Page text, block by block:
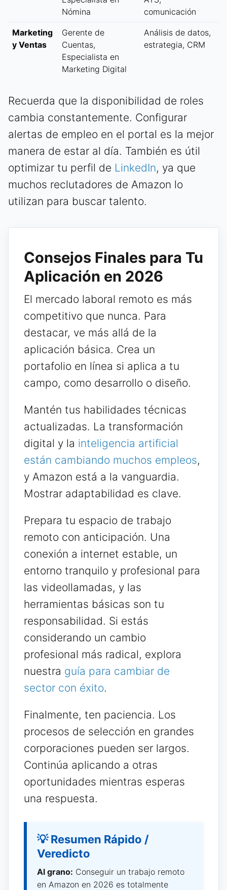
Nómina
comunicación
Marketing
y Ventas
Gerente de
Cuentas,
Especialista en
Marketing Digital
Análisis de datos,
estrategia, CRM
Recuerda que la disponibilidad de roles
cambia constantemente. Configurar
alertas de empleo en el portal es la mejor
manera de estar al día. También es útil
optimizar tu perfil de LinkedIn, ya que
muchos reclutadores de Amazon lo
utilizan para buscar talento.
Consejos Finales para Tu
Aplicación en 2026
El mercado laboral remoto es más
competitivo que nunca. Para
destacar, ve más allá de la
aplicación básica. Crea un
portafolio en línea si aplica a tu
campo, como desarrollo o diseño.
Mantén tus habilidades técnicas
actualizadas. La transformación
digital y la inteligencia artificial
están cambiando muchos empleos,
y Amazon está a la vanguardia.
Mostrar adaptabilidad es clave.
Prepara tu espacio de trabajo
remoto con anticipación. Una
conexión a internet estable, un
entorno tranquilo y profesional para
las videollamadas, y las
herramientas básicas son tu
responsabilidad. Si estás
considerando un cambio
profesional más radical, explora
nuestra guía para cambiar de
sector con éxito.
Finalmente, ten paciencia. Los
procesos de selección en grandes
corporaciones pueden ser largos.
Continúa aplicando a otras
oportunidades mientras esperas
una respuesta.
💡 Resumen Rápido /
Veredicto
Al grano: Conseguir un trabajo remoto
en Amazon en 2026 es totalmente